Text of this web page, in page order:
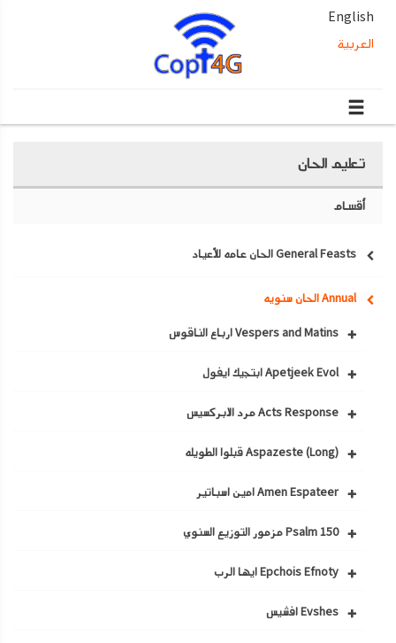
English
العربية
تعليم الحان
أقسام
General Feasts الحان عامه للأعياد
Annual الحان سنويه
Vespers and Matins ارباع الناقوس
Apetjeek Evol ابتجيك ايفول
Acts Response مرد الابركسيس
Aspazeste (Long) قبلوا الطويله
Amen Espateer امين اسباتير
Psalm 150 مزمور التوزيع السنوي
Epchois Efnoty ايها الرب
Evshes افشيس